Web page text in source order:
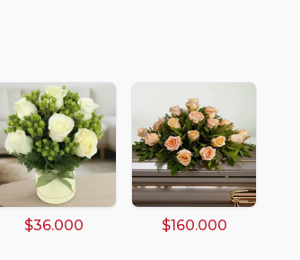
$36.000 $160.000